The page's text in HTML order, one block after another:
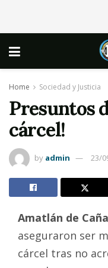
Home Sociedad y Justicia
Presuntos
cárcel!
by admin 23/
Amatlán de
aseguraron ser
cárcel tras no